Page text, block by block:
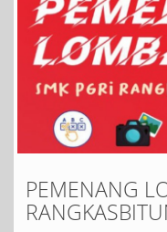
PEMENANG